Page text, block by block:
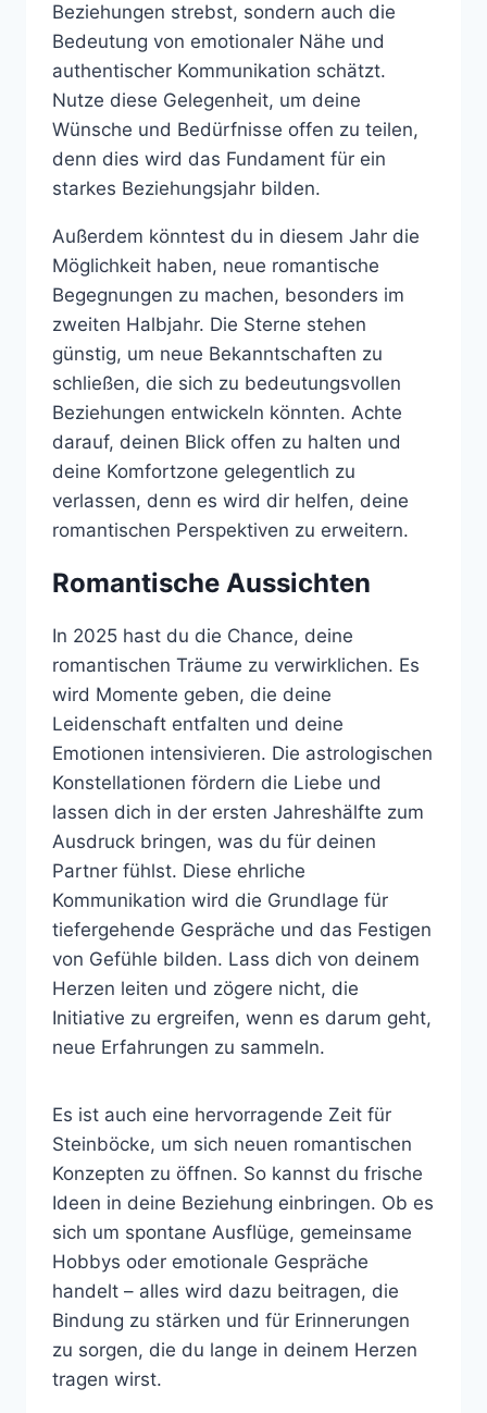
Beziehungen strebst, sondern auch die
Bedeutung von emotionaler Nähe und
authentischer Kommunikation schätzt.
Nutze diese Gelegenheit, um deine
Wünsche und Bedürfnisse offen zu teilen,
denn dies wird das Fundament für ein
starkes Beziehungsjahr bilden.
Außerdem könntest du in diesem Jahr die
Möglichkeit haben, neue romantische
Begegnungen zu machen, besonders im
zweiten Halbjahr. Die Sterne stehen
günstig, um neue Bekanntschaften zu
schließen, die sich zu bedeutungsvollen
Beziehungen entwickeln könnten. Achte
darauf, deinen Blick offen zu halten und
deine Komfortzone gelegentlich zu
verlassen, denn es wird dir helfen, deine
romantischen Perspektiven zu erweitern.
Romantische Aussichten
In 2025 hast du die Chance, deine
romantischen Träume zu verwirklichen. Es
wird Momente geben, die deine
Leidenschaft entfalten und deine
Emotionen intensivieren. Die astrologischen
Konstellationen fördern die Liebe und
lassen dich in der ersten Jahreshälfte zum
Ausdruck bringen, was du für deinen
Partner fühlst. Diese ehrliche
Kommunikation wird die Grundlage für
tiefergehende Gespräche und das Festigen
von Gefühle bilden. Lass dich von deinem
Herzen leiten und zögere nicht, die
Initiative zu ergreifen, wenn es darum geht,
neue Erfahrungen zu sammeln.
Es ist auch eine hervorragende Zeit für
Steinböcke, um sich neuen romantischen
Konzepten zu öffnen. So kannst du frische
Ideen in deine Beziehung einbringen. Ob es
sich um spontane Ausflüge, gemeinsame
Hobbys oder emotionale Gespräche
handelt – alles wird dazu beitragen, die
Bindung zu stärken und für Erinnerungen
zu sorgen, die du lange in deinem Herzen
tragen wirst.